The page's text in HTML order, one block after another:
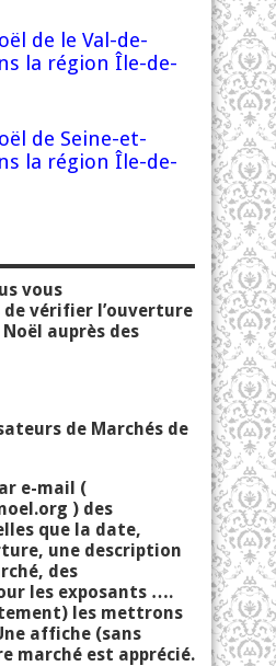
de le Val-de-
la région Île-de-
de Seine-et-
la région Île-de-
vous
vérifier l’ouverture
auprès des
de Marchés de
e-mail (
) des
que la date,
une description
des
les exposants ….
les mettrons
affiche (sans
marché est apprécié.